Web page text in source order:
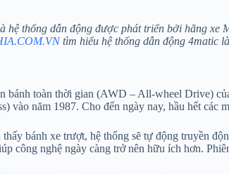
hệ thống dẫn động được phát triển bởi hãng xe
tìm hiểu hệ thống dẫn động 4matic
bánh toàn thời gian (AWD – All-wheel Drive)
vào năm 1987. Cho đến ngày nay, hầu hết các
bánh xe trượt, hệ thống sẽ tự động truyền
công nghệ ngày càng trở nên hữu ích hơn.